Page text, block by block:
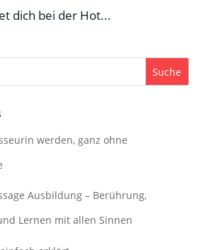
dich bei der Hot...
Suche
werden, ganz ohne
Ausbildung – Berührung,
Lernen mit allen Sinnen